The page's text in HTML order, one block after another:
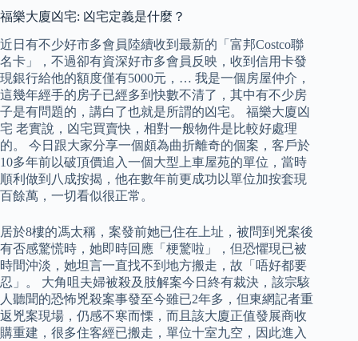
福樂大廈凶宅: 凶宅定義是什麼？
近日有不少好市多會員陸續收到最新的「富邦Costco聯
名卡」，不過卻有資深好市多會員反映，收到信用卡發
現銀行給他的額度僅有5000元，… 我是一個房屋仲介，
這幾年經手的房子已經多到快數不清了，其中有不少房
子是有問題的，講白了也就是所謂的凶宅。 福樂大廈凶
宅 老實說，凶宅買賣快，相對一般物件是比較好處理
的。 今日跟大家分享一個頗為曲折離奇的個案，客戶於
10多年前以破頂價追入一個大型上車屋苑的單位，當時
順利做到八成按揭，他在數年前更成功以單位加按套現
百餘萬，一切看似很正常。
居於8樓的馮太稱，案發前她已住在上址，被問到兇案後
有否感驚慌時，她即時回應「梗驚啦」，但恐懼現已被
時間沖淡，她坦言一直找不到地方搬走，故「唔好都要
忍」。 大角咀夫婦被殺及肢解案今日終有裁決，該宗駭
人聽聞的恐怖兇殺案事發至今雖已2年多，但東網記者重
返兇案現場，仍感不寒而慄，而且該大廈正值發展商收
購重建，很多住客經已搬走，單位十室九空，因此進入